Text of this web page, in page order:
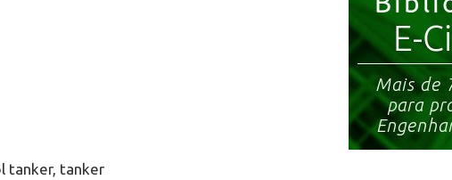
tanker, tanker